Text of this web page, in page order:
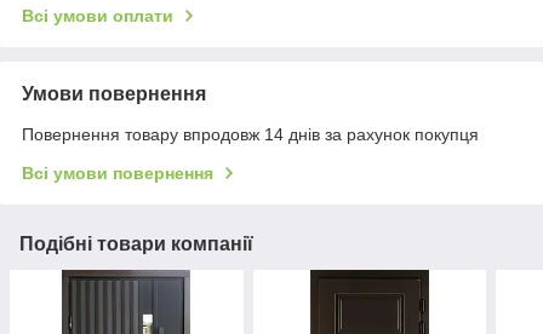
Всі умови оплати
Умови повернення
Повернення товару впродовж 14 днів за рахунок покупця
Всі умови повернення
Подібні товари компанії